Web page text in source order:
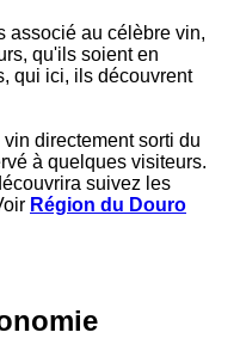
associé au célèbre vin,
qu'ils soient en
qui ici, ils découvrent
directement sorti du
à quelques visiteurs.
suivez les
Région du Douro